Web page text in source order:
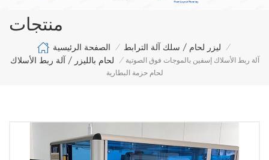
منتجات
الصفحة الرئيسية / ليزر لحام / سلك آلة الترابط /
لحام بالليزر / آلة ربط الأسلاك / آلة ربط الأسلاك إسفين بالموجات فوق الصوتية
لحام حزمة البطارية